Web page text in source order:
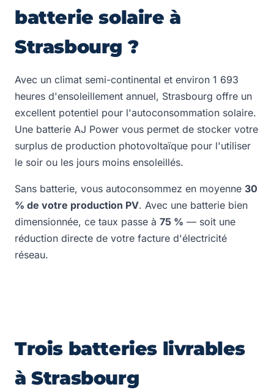
batterie solaire à
Strasbourg ?
Avec un climat semi-continental et environ 1 693
heures d'ensoleillement annuel, Strasbourg offre un
excellent potentiel pour l'autoconsommation solaire.
Une batterie AJ Power vous permet de stocker votre
surplus de production photovoltaïque pour l'utiliser
le soir ou les jours moins ensoleillés.
Sans batterie, vous autoconsommez en moyenne 30
% de votre production PV. Avec une batterie bien
dimensionnée, ce taux passe à 75 % — soit une
réduction directe de votre facture d'électricité
réseau.
Trois batteries livrables
à Strasbourg